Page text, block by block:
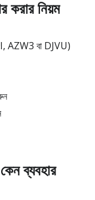
নিয়ম
AZW3 বা DJVU)
ব্যবহার